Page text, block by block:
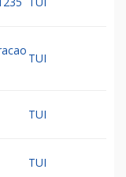
TUI
TUI
TUI